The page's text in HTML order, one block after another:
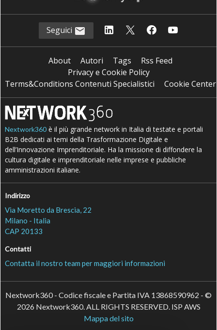
Seguici
About Autori Tags
Rss Feed
Privacy e Cookie Policy
Terms&Conditions Contenuti Specialistici
Cookie Center
Nextwork360 è il più grande network in Italia di testate e portali
B2B dedicati ai temi della Trasformazione Digitale e
dell’Innovazione Imprenditoriale. Ha la missione di diffondere la
cultura digitale e imprenditoriale nelle imprese e pubbliche
amministrazioni italiane.
Indirizzo
Via Moretto da Brescia, 22
Milano - Italia
CAP 20133
Contatti
Contatta il nostro team per maggiori informazioni
Nextwork360 - Codice fiscale e Partita IVA 13868590962 - ©
2026 Nextwork360. ALL RIGHTS RESERVED. ISP AWS
Mappa del sito